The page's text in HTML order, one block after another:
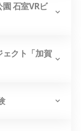
石室VRビ
クト「加賀